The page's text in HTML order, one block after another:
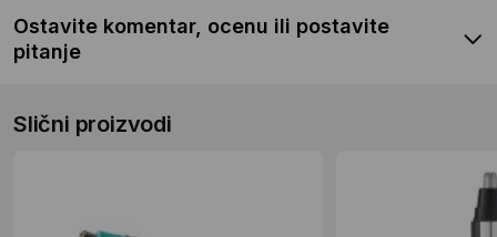
Ostavite komentar, ocenu ili postavite
pitanje
Slični proizvodi